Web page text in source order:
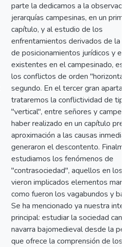
parte la dedicamos a la
jerarquías campesinas, en un
capítulo, y al estudio de los
enfrentamientos derivados de la
de posicionamientos jurídicos y
existentes en el campesinado,
los conflictos de orden
segundo. En el tercer gran
trataremos la conflictividad de tipo
"vertical", entre señores y
haber realizado en un capítulo
aproximación a las causas
generaron el descontento.
estudiamos los fenómenos de
"contrasociedad", aquellos en los
vieron implicados elementos
como fueron los vagabundos y
Se ha mencionado ya nuestra
principal: estudiar la sociedad
navarra bajomedieval desde la
que ofrece la comprensión de los